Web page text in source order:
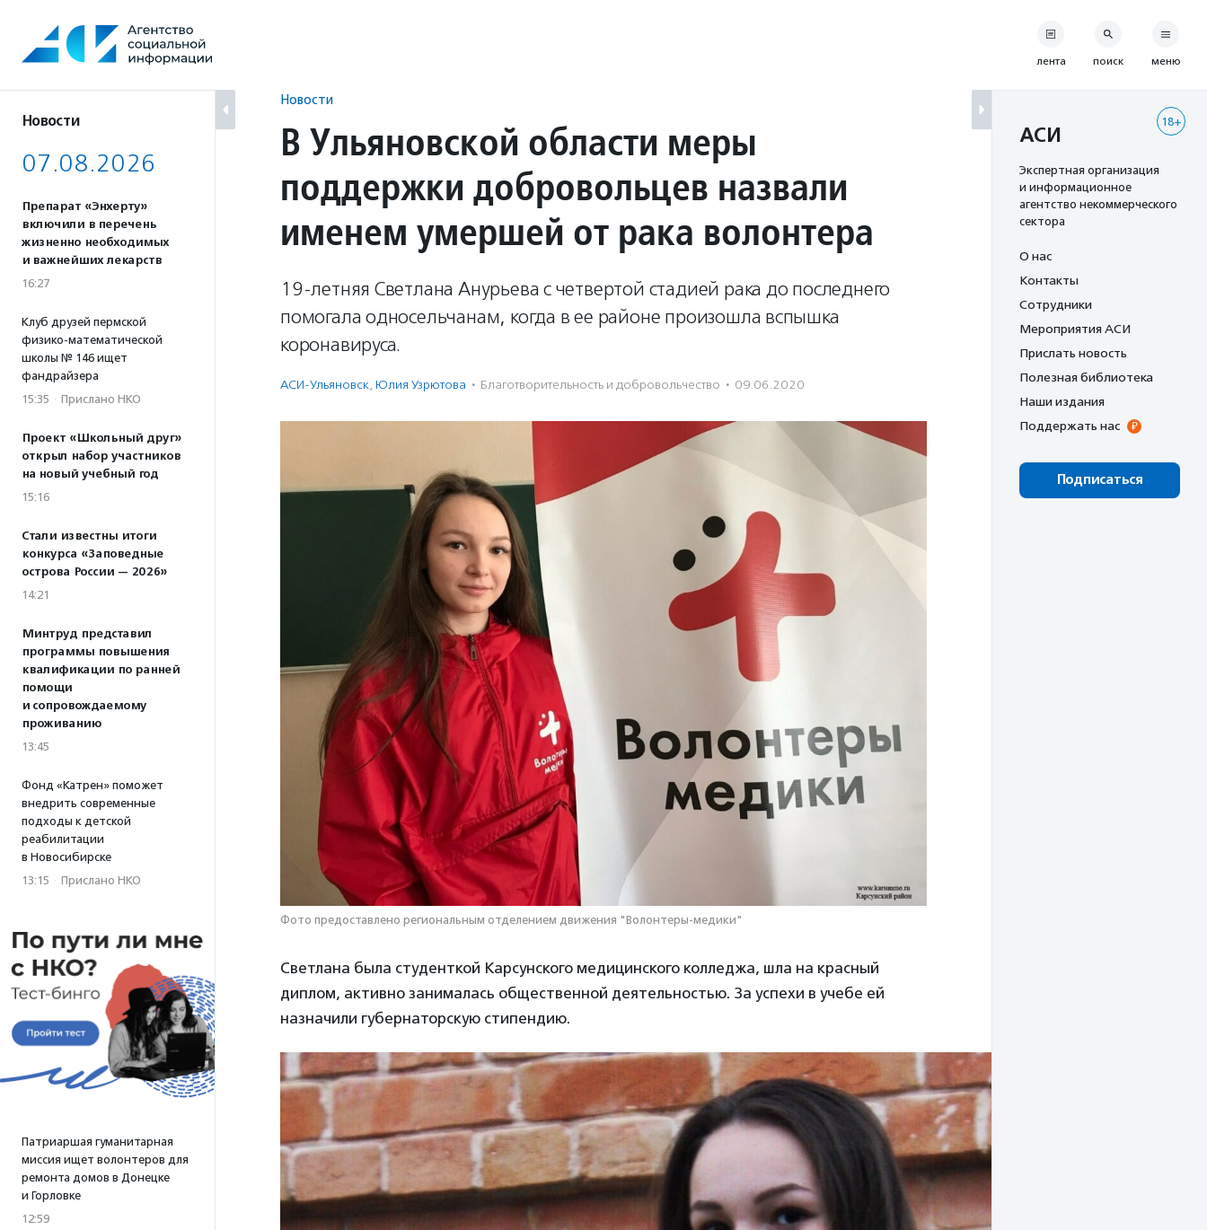
содержанию
Новости
07.08.2026
Препарат «Энхерту»
включили в перечень
жизненно необходимых
и важнейших лекарств
16:27
Клуб друзей пермской
физико-математической
школы № 146 ищет
фандрайзера
15:35 · Прислано НКО
Проект «Школьный друг»
открыл набор участников
на новый учебный год
15:16
Стали известны итоги
конкурса «Заповедные
острова России — 2026»
14:21
Минтруд представил
программы повышения
квалификации по ранней
помощи
и сопровождаемому
проживанию
13:45
Фонд «Катрен» поможет
внедрить современные
подходы к детской
реабилитации
в Новосибирске
13:15 · Прислано НКО
Патриаршая гуманитарная
миссия ищет волонтеров для
ремонта домов в Донецке
и Горловке
12:59
Новости
В Ульяновской области меры
поддержки добровольцев назвали
именем умершей от рака волонтера
19-летняя Светлана Анурьева с четвертой стадией рака до последнего
помогала односельчанам, когда в ее районе произошла вспышка
коронавируса.
АСИ-Ульяновск, Юлия Узрютова · Благотвори­тель­ность и доброволь­чест­во · 09.06.2020
Фото предоставлено региональным отделением движения "Волонтеры-медики"
Светлана была студенткой Карсунского медицинского колледжа, шла на красный
диплом, активно занималась общественной деятельностью. За успехи в учебе ей
назначили губернаторскую стипендию.
лента поиск меню
18+
АСИ
Экспертная организация
и информационное
агентство некоммерческого
сектора
О нас
Контакты
Сотрудники
Мероприятия АСИ
Прислать новость
Полезная библиотека
Наши издания
Поддержать нас
Подписаться